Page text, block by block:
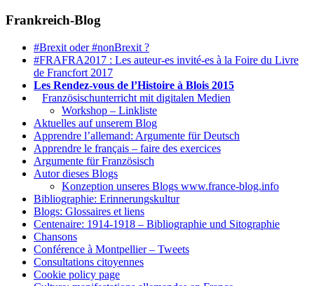
Frankreich-Blog
#Brexit oder #nonBrexit ?
#FRAFRA2017 : Les auteur-es invité-es à la Foire du Livre
de Francfort 2017
Les Rendez-vous de l’Histoire à Blois 2015
Französischunterricht mit digitalen Medien
Workshop – Linkliste
Aktuelles auf unserem Blog
Apprendre l’allemand: Argumente für Deutsch
Apprendre le français – faire des exercices
Argumente für Französisch
Autor dieses Blogs
Konzeption unseres Blogs www.france-blog.info
Bibliographie: Erinnerungskultur
Blogs: Glossaires et liens
Centenaire: 1914-1918 – Bibliographie und Sitographie
Chansons
Conférence à Montpellier – Tweets
Consultations citoyennes
Cookie policy page